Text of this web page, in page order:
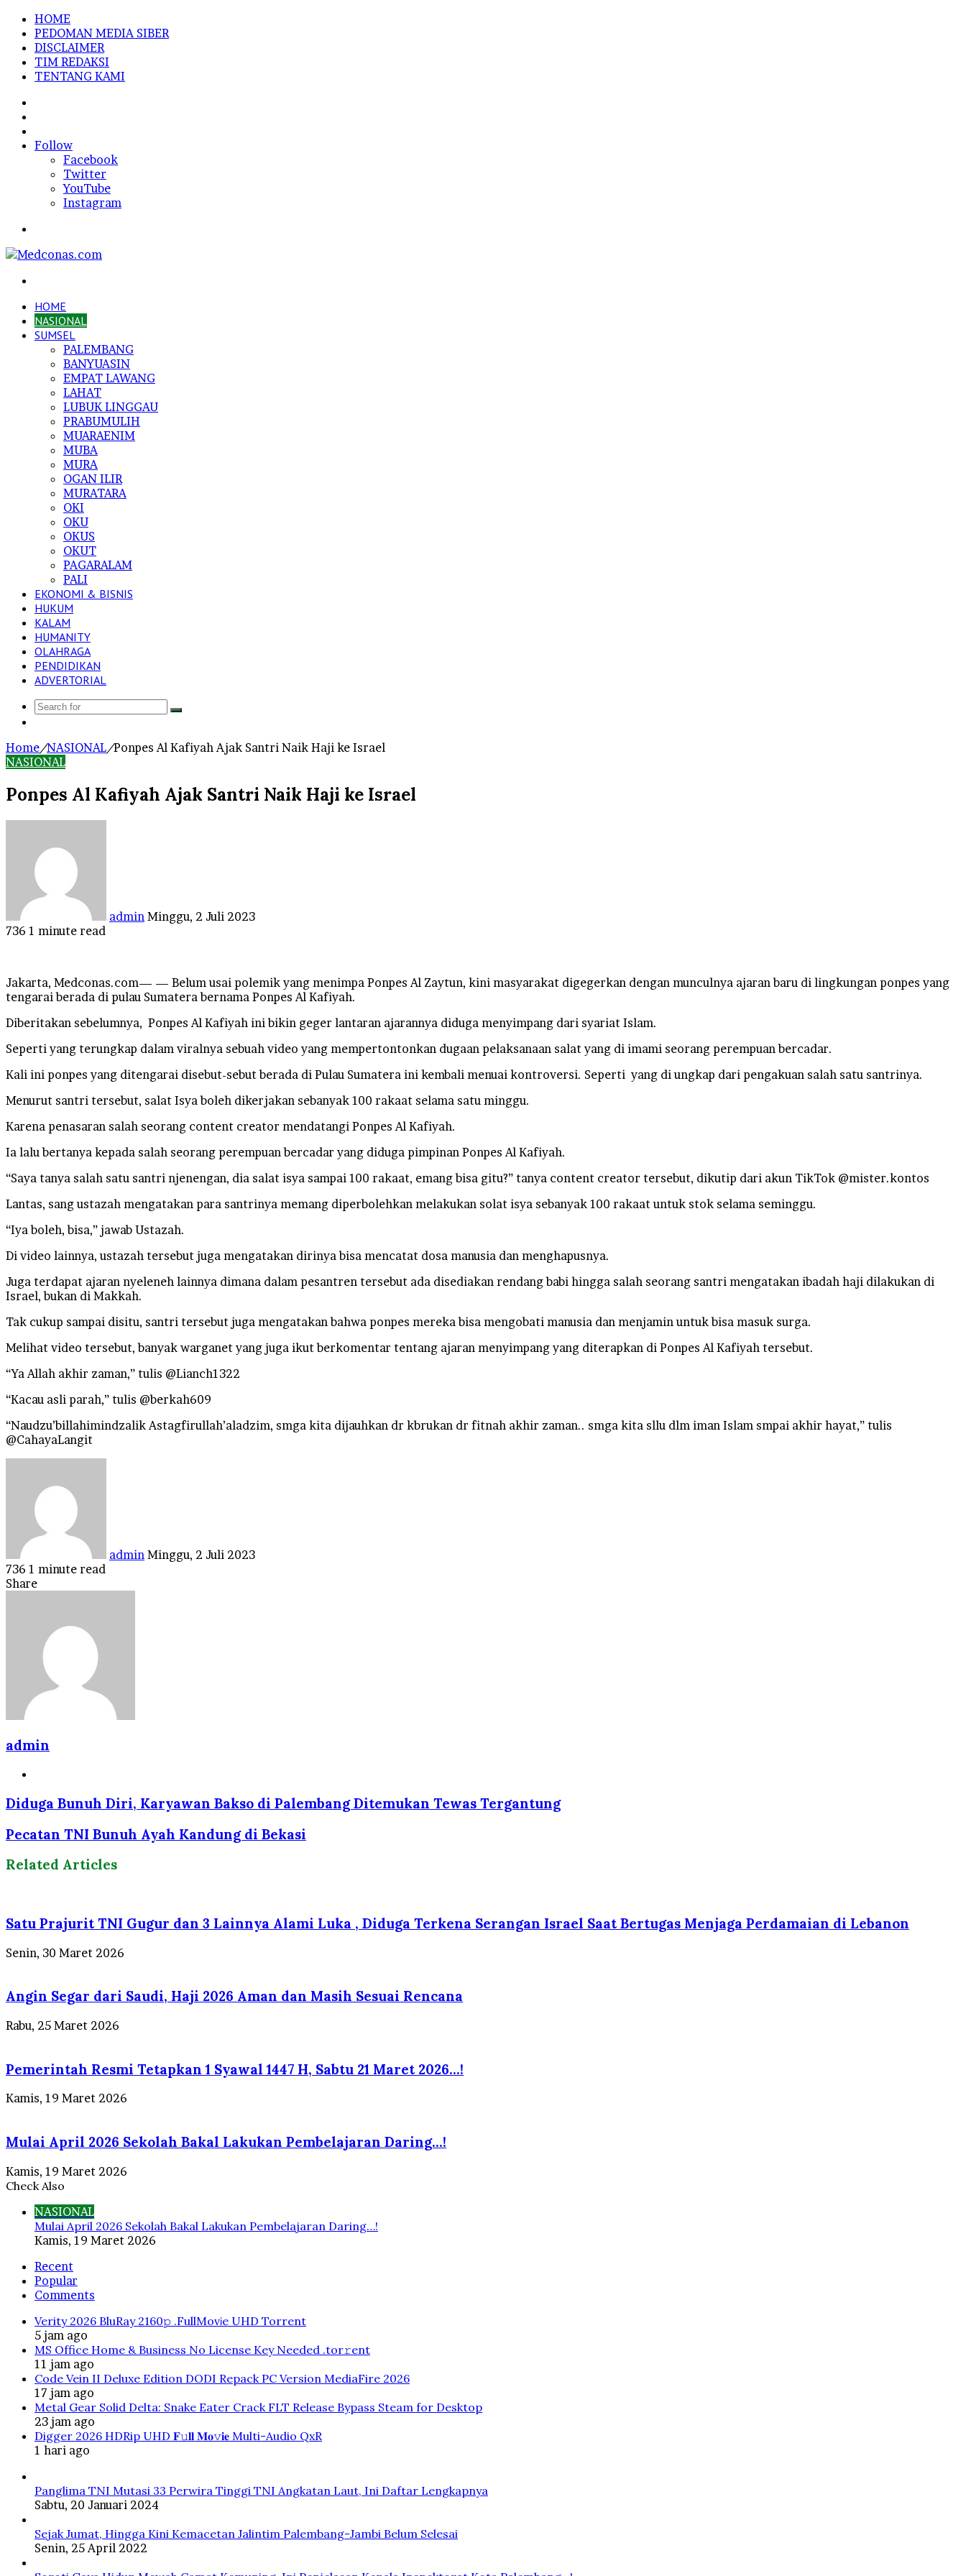
HOME
PEDOMAN MEDIA SIBER
DISCLAIMER
TIM REDAKSI
TENTANG KAMI
In
Follow
Facebook
Twitter
YouTube
Instagram
HOME
NASIONAL
SUMSEL
PALEMBANG
BANYUASIN
EMPAT LAWANG
LAHAT
LUBUK LINGGAU
PRABUMULIH
MUARAENIM
MUBA
MURA
OGAN ILIR
MURATARA
OKI
OKU
OKUS
OKUT
PAGARALAM
PALI
EKONOMI & BISNIS
HUKUM
KALAM
HUMANITY
OLAHRAGA
PENDIDIKAN
ADVERTORIAL
Search
Home/NASIONAL/Ponpes Al Kafiyah Ajak Santri Naik Haji ke Israel
NASIONAL
Ponpes Al Kafiyah Ajak Santri Naik Haji ke Israel
admin Minggu, 2 Juli 2023
736 1 minute read
Jakarta, Medconas.com— — Belum usai polemik yang menimpa Ponpes Al Zaytun, kini masyarakat digegerkan dengan munculnya ajaran baru di lingkungan ponpes yang
tengarai berada di pulau Sumatera bernama Ponpes Al Kafiyah.
Diberitakan sebelumnya, Ponpes Al Kafiyah ini bikin geger lantaran ajarannya diduga menyimpang dari syariat Islam.
Seperti yang terungkap dalam viralnya sebuah video yang mempertontonkan dugaan pelaksanaan salat yang di imami seorang perempuan bercadar.
Kali ini ponpes yang ditengarai disebut-sebut berada di Pulau Sumatera ini kembali menuai kontroversi. Seperti yang di ungkap dari pengakuan salah satu santrinya.
Menurut santri tersebut, salat Isya boleh dikerjakan sebanyak 100 rakaat selama satu minggu.
Karena penasaran salah seorang content creator mendatangi Ponpes Al Kafiyah.
Ia lalu bertanya kepada salah seorang perempuan bercadar yang diduga pimpinan Ponpes Al Kafiyah.
“Saya tanya salah satu santri njenengan, dia salat isya sampai 100 rakaat, emang bisa gitu?” tanya content creator tersebut, dikutip dari akun TikTok @mister.kontos
Lantas, sang ustazah mengatakan para santrinya memang diperbolehkan melakukan solat isya sebanyak 100 rakaat untuk stok selama seminggu.
“Iya boleh, bisa,” jawab Ustazah.
Di video lainnya, ustazah tersebut juga mengatakan dirinya bisa mencatat dosa manusia dan menghapusnya.
Juga terdapat ajaran nyeleneh lainnya dimana dalam pesantren tersebut ada disediakan rendang babi hingga salah seorang santri mengatakan ibadah haji dilakukan di
Israel, bukan di Makkah.
Tak cukup sampai disitu, santri tersebut juga mengatakan bahwa ponpes mereka bisa mengobati manusia dan menjamin untuk bisa masuk surga.
Melihat video tersebut, banyak warganet yang juga ikut berkomentar tentang ajaran menyimpang yang diterapkan di Ponpes Al Kafiyah tersebut.
“Ya Allah akhir zaman,” tulis @Lianch1322
“Kacau asli parah,” tulis @berkah609
“Naudzu’billahimindzalik Astagfirullah’aladzim, smga kita dijauhkan dr kbrukan dr fitnah akhir zaman.. smga kita sllu dlm iman Islam smpai akhir hayat,” tulis
@CahayaLangit
admin Minggu, 2 Juli 2023
736 1 minute read
Facebook
Twitter
LinkedIn
Tumblr
Pinterest
Reddit
VKontakte
Odnoklassniki
Pocket
Share
admin
Diduga Bunuh Diri, Karyawan Bakso di Palembang Ditemukan Tewas Tergantung
Pecatan TNI Bunuh Ayah Kandung di Bekasi
Related Articles
Satu Prajurit TNI Gugur dan 3 Lainnya Alami Luka , Diduga Terkena Serangan Israel Saat Bertugas Menjaga Perdamaian di Lebanon
Senin, 30 Maret 2026
Angin Segar dari Saudi, Haji 2026 Aman dan Masih Sesuai Rencana
Rabu, 25 Maret 2026
Pemerintah Resmi Tetapkan 1 Syawal 1447 H, Sabtu 21 Maret 2026…!
Kamis, 19 Maret 2026
Mulai April 2026 Sekolah Bakal Lakukan Pembelajaran Daring…!
Kamis, 19 Maret 2026
Check Also
NASIONAL
Mulai April 2026 Sekolah Bakal Lakukan Pembelajaran Daring…!
Kamis, 19 Maret 2026
Recent
Popular
Comments
Verity 2026 BluRay 2160𝚙 .FullMov𝗂e UHD Torrent
5 jam ago
MS Office Home & Business No License Key Needed .tоr𝚛еnt
11 jam ago
Code Vein II Deluxe Edition DODI Repack PC Version MediaFire 2026
17 jam ago
Metal Gear Solid Delta: Snake Eater Crack FLT Release Bypass Steam for Desktop
23 jam ago
Digger 2026 HDRip UHD 𝐅𝚞𝐥𝐥 𝐌𝐨𝚟𝐢𝐞 Multi-Audio QxR
1 hari ago
Panglima TNI Mutasi 33 Perwira Tinggi TNI Angkatan Laut, Ini Daftar Lengkapnya
Sabtu, 20 Januari 2024
Sejak Jumat, Hingga Kini Kemacetan Jalintim Palembang-Jambi Belum Selesai
Senin, 25 April 2022